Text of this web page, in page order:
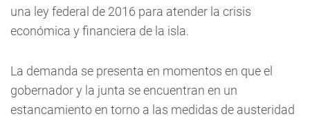
una ley federal de 2016 para atender la crisis
económica y financiera de la isla.
La demanda se presenta en momentos en que el
gobernador y la junta se encuentran en un
estancamiento en torno a las medidas de austeridad